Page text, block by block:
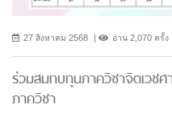
27 สิงหาคม 2568 อ่าน 2,070 ครั้ง
ร่วมสมทบทุนภาควิชาจิตเวช
ภาควิชา